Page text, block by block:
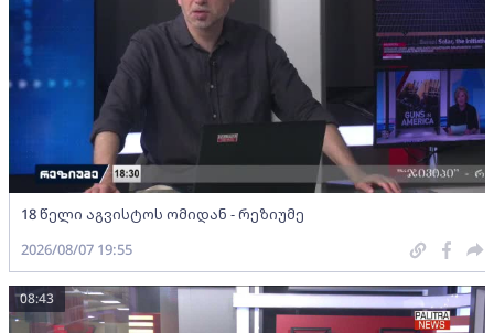
18 წელი აგვისტოს ომიდან - რეზიუმე
2026/08/07 19:55
08:43